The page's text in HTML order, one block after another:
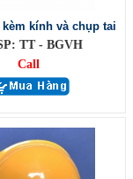
kèm kính và chụp tai
TT - BGVH
Call